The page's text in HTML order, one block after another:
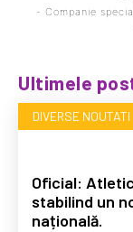
- Companie
Ultimele
DIVERSE NOUTATI
Oficial:
stabilind un
națională.